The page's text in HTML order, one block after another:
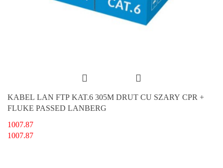
KABEL LAN FTP KAT.6 305M DRUT CU SZARY CPR +
FLUKE PASSED LANBERG
1007.87
1007.87